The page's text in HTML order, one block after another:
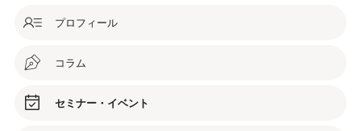
プロフィール
コラム
セミナー・イベント